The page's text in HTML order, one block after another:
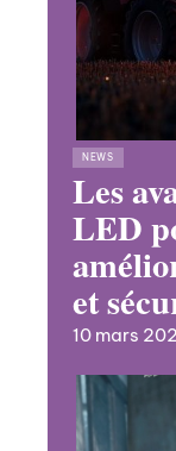
NEWS
Les
LED
et
10 mars